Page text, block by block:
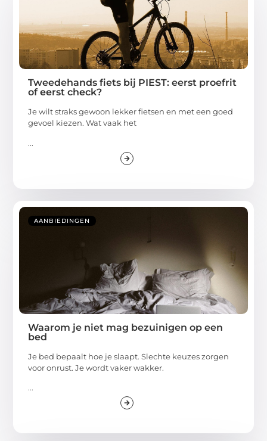
Tweedehands fiets bij PIEST: eerst proefrit
of eerst check?
Je wilt straks gewoon lekker fietsen en met een goed
gevoel kiezen. Wat vaak het
...
AANBIEDINGEN
Waarom je niet mag bezuinigen op een
bed
Je bed bepaalt hoe je slaapt. Slechte keuzes zorgen
voor onrust. Je wordt vaker wakker.
...